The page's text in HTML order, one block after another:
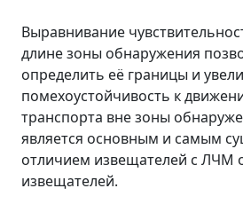
Выравнивание
длине зоны обнаружения
определить её границы и
помехоустойчивость к
транспорта вне зоны
является основным и самым
отличием извещателей с ЛЧМ
извещателей.